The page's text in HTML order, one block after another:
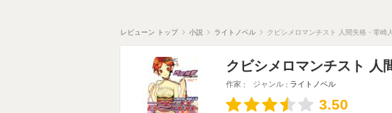
レビューン トップ 小説 ライトノベル クビシメロマンチスト 人間失格・零崎
クビシメロマンチスト 人
作家 ジャンル ライトノベル
3.50
3.50